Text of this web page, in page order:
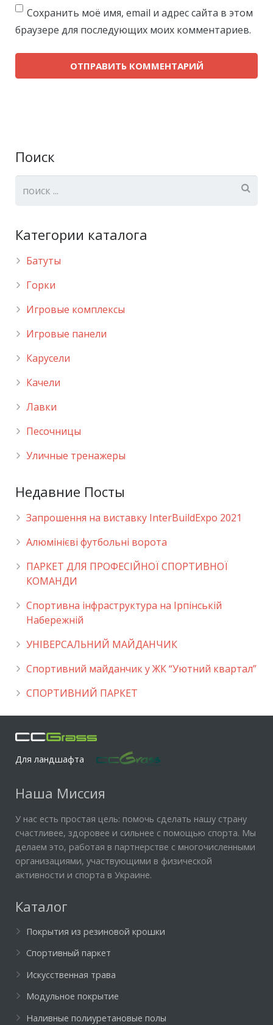
Сохранить моё имя, email и адрес сайта в этом
браузере для последующих моих комментариев.
Поиск
Категории каталога
Батуты
Горки
Игровые комплексы
Игровые панели
Карусели
Качели
Лавки
Песочницы
Уличные тренажеры
Недавние Посты
Запрошення на виставку InterBuildExpo 2021
Алюмінієві футбольні ворота
ПАРКЕТ ДЛЯ ПРОФЕСІЙНОЇ СПОРТИВНОЇ
КОМАНДИ
Спортивна інфраструктура на Ірпінській
Набережній
УНІВЕРСАЛЬНИЙ МАЙДАНЧИК
Cпортивний майданчик у ЖК “Уютний квартал”
СПОРТИВНИЙ ПАРКЕТ
Для ландшафта
Наша Миссия
У нас есть простая цель: помочь сделать нашу страну
счастливее, здоровее и сильнее с помощью спорта. Мы
делаем это, работая в партнерстве с многочисленными
организациями, участвующими в физической
активности и спорта в Украине.
Каталог
Покрытия из резиновой крошки
Спортивный паркет
Искусственная трава
Модульное покрытие
Наливные полиуретановые полы